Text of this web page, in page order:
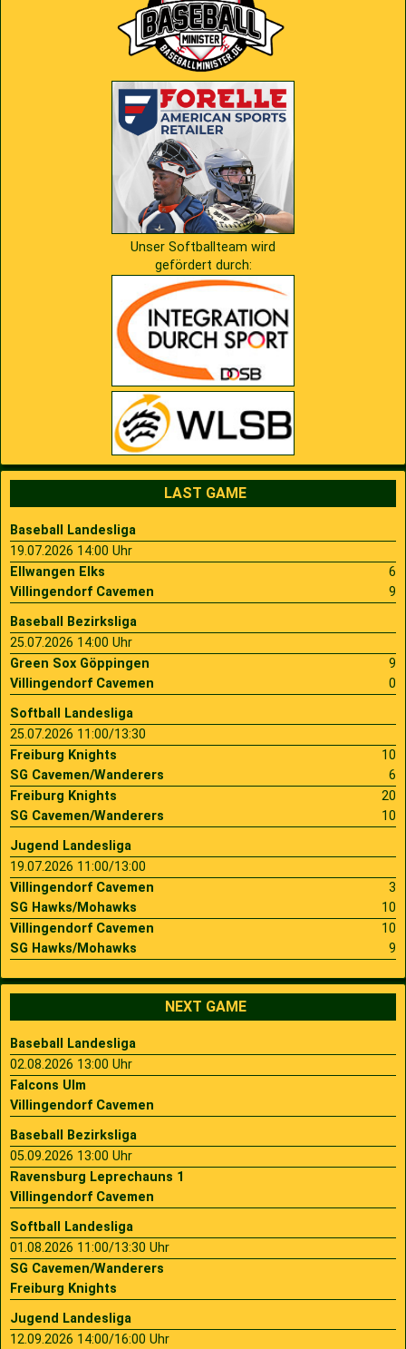
Unser Softballteam wird
gefördert durch:
LAST GAME
Baseball Landesliga
19.07.2026 14:00 Uhr
Ellwangen Elks
6
Villingendorf Cavemen
9
Baseball Bezirksliga
25.07.2026 14:00 Uhr
Green Sox Göppingen
9
Villingendorf Cavemen
0
Softball Landesliga
25.07.2026 11:00/13:30
Freiburg Knights
10
SG Cavemen/Wanderers
6
Freiburg Knights
20
SG Cavemen/Wanderers
10
Jugend Landesliga
19.07.2026 11:00/13:00
Villingendorf Cavemen
3
SG Hawks/Mohawks
10
Villingendorf Cavemen
10
SG Hawks/Mohawks
9
NEXT GAME
Baseball Landesliga
02.08.2026 13:00 Uhr
Falcons Ulm
Villingendorf Cavemen
Baseball Bezirksliga
05.09.2026 13:00 Uhr
Ravensburg Leprechauns 1
Villingendorf Cavemen
Softball Landesliga
01.08.2026 11:00/13:30 Uhr
SG Cavemen/Wanderers
Freiburg Knights
Jugend Landesliga
12.09.2026 14:00/16:00 Uhr